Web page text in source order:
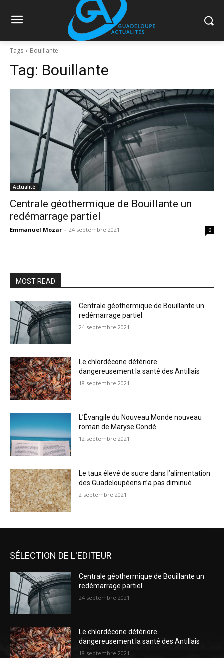
Tags Bouillante
Tag: Bouillante
Actualité
Centrale géothermique de Bouillante un
redémarrage partiel
Emmanuel Mozar - 24 septembre 2021 0
MOST READ
Centrale géothermique de Bouillante un
redémarrage partiel
24 septembre 2021
Le chlordécone détériore
dangereusement la santé des Antillais
18 septembre 2021
L’Évangile du Nouveau Monde nouveau
roman de Maryse Condé
12 septembre 2021
Le taux élevé de sucre dans l’alimentation
des Guadeloupéens n’a pas diminué
2 septembre 2021
SÉLECTION DE L'EDITEUR
Centrale géothermique de Bouillante un
redémarrage partiel
24 septembre 2021
Le chlordécone détériore
dangereusement la santé des Antillais
18 septembre 2021